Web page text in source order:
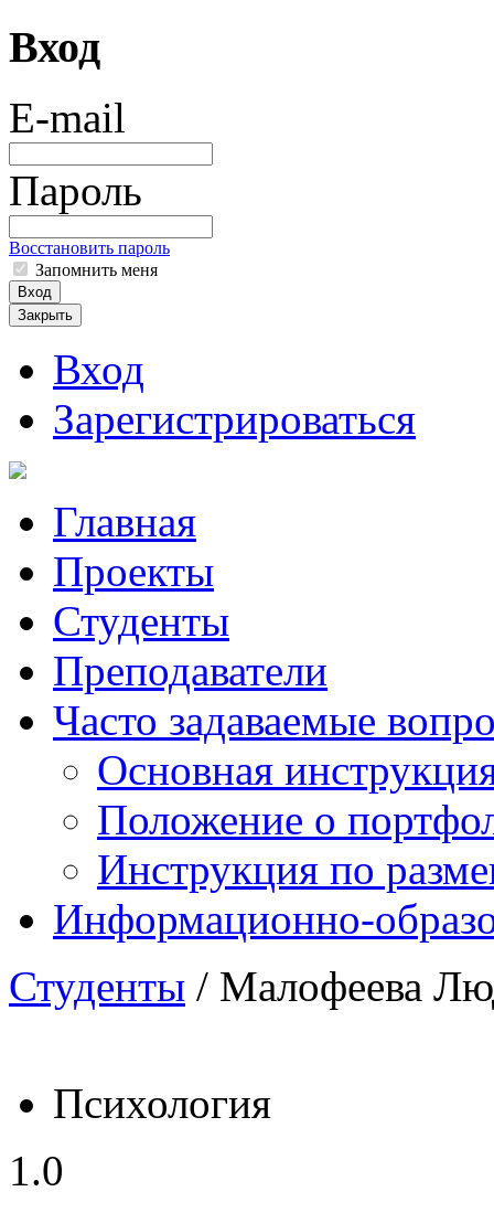
Вход
E-mail
Пароль
Восстановить пароль
Запомнить меня
Вход
Закрыть
Вход
Зарегистрироваться
Главная
Проекты
Студенты
Преподаватели
Часто задаваемые
Основная
Положение о
Инструкция по
Информационно-
Студенты / Малофеева
Психология
1.0